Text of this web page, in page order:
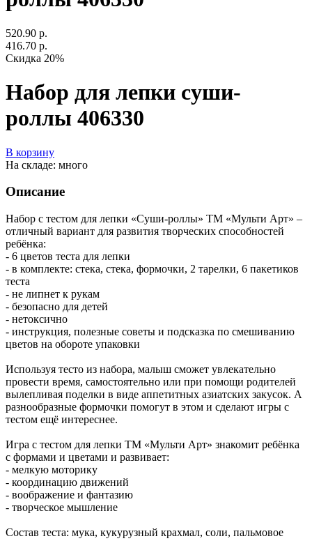
520.90 р.
416.70 р.
Скидка 20%
Набор для лепки суши-
роллы 406330
В корзину
На складе: много
Описание
Набор с тестом для лепки «Суши-роллы» ТМ «Мульти Арт» –
отличный вариант для развития творческих способностей
ребёнка:
- 6 цветов теста для лепки
- в комплекте: стека, стека, формочки, 2 тарелки, 6 пакетиков
теста
- не липнет к рукам
- безопасно для детей
- нетоксично
- инструкция, полезные советы и подсказка по смешиванию
цветов на обороте упаковки
Используя тесто из набора, малыш сможет увлекательно
провести время, самостоятельно или при помощи родителей
вылепливая поделки в виде аппетитных азиатских закусок. А
разнообразные формочки помогут в этом и сделают игры с
тестом ещё интереснее.
Игра с тестом для лепки ТМ «Мульти Арт» знакомит ребёнка
с формами и цветами и развивает:
- мелкую моторику
- координацию движений
- воображение и фантазию
- творческое мышление
Состав теста: мука, кукурузный крахмал, соли, пальмовое